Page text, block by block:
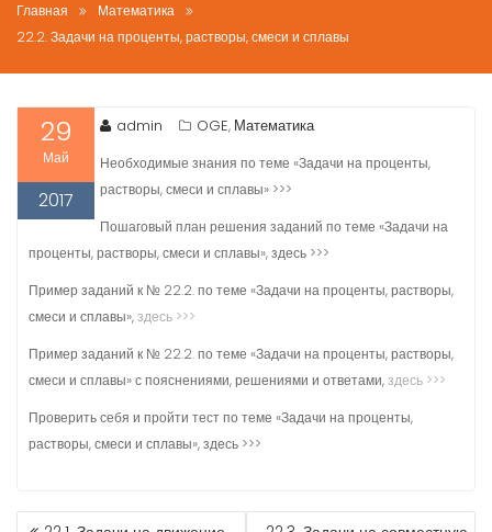
Главная
Математика
22.2. Задачи на проценты, растворы, смеси и сплавы
29
Май
2017
admin OGE, Математика
Необходимые знания по теме «Задачи на проценты,
растворы, смеси и сплавы» >>>
Пошаговый план решения заданий по теме «Задачи на
проценты, растворы, смеси и сплавы», здесь >>>
Пример заданий к № 22.2. по теме «Задачи на проценты, растворы,
смеси и сплавы»,здесь >>>
Пример заданий к № 22.2. по теме «Задачи на проценты, растворы,
смеси и сплавы» с пояснениями, решениями и ответами,здесь >>>
Проверить себя и пройти тест по теме «Задачи на проценты,
растворы, смеси и сплавы», здесь >>>
НАВИГАЦИЯ